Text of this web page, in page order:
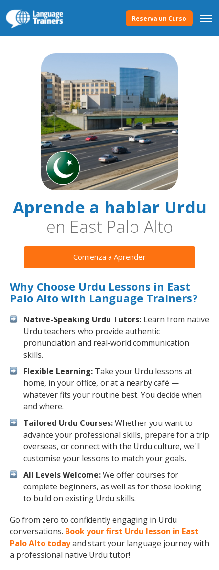
Reserva un Curso
Aprende a hablar Urdu
en East Palo Alto
Comienza a Aprender
Why Choose Urdu Lessons in East
Palo Alto with Language Trainers?
Native-Speaking Urdu Tutors: Learn from native
Urdu teachers who provide authentic
pronunciation and real-world communication
skills.
Flexible Learning: Take your Urdu lessons at
home, in your office, or at a nearby café —
whatever fits your routine best. You decide when
and where.
Tailored Urdu Courses:Whether you want to
advance your professional skills, prepare for a trip
overseas, or connect with the Urdu culture, we'll
customise your lessons to match your goals.
All Levels Welcome:We offer courses for
complete beginners, as well as for those looking
to build on existing Urdu skills.
Go from zero to confidently engaging in Urdu
conversations. Book your first Urdu lesson in East
Palo Alto todayand start your language journey with
a professional native Urdu tutor!